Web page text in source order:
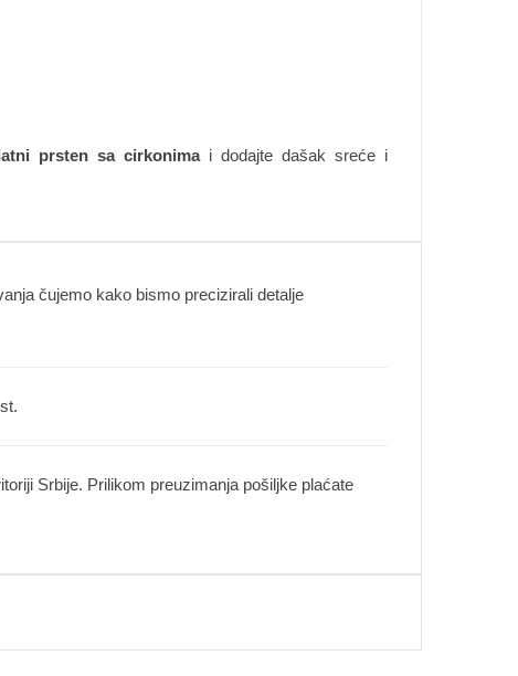
prsten sa cirkonimai dodajte dašak sreće i
čujemo kako bismo precizirali detalje
Srbije. Prilikom preuzimanja pošiljke plaćate